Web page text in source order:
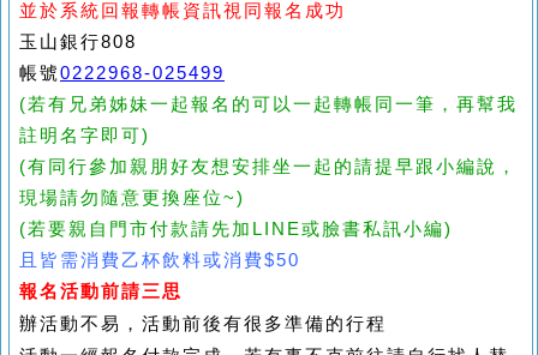
並於系統回報轉帳資訊視同報名成功
玉山銀行808
帳號0222968-025499
(若有兄弟姊妹一起報名的可以一起轉帳同一筆，再幫我
註明名字即可)
(有同行參加親朋好友想安排坐一起的請提早跟小編說，
現場請勿隨意更換座位~)
(若要親自門市付款請先加LINE或臉書私訊小編)
且皆需消費乙杯飲料或消費$50
報名活動前請三思
辦活動不易，活動前後有很多準備的行程